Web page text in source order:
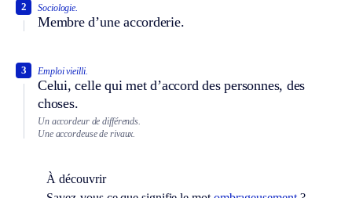
Sociologie.
Membre d’une accorderie.
2
Emploi vieilli.
Celui, celle qui met d’accord des personnes, des
choses.
3
Un accordeur de différends.
Une accordeuse de rivaux.
À découvrir